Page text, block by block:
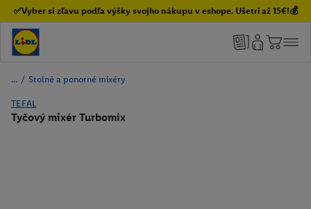
✅Vyber si zľavu podľa výšky svojho nákupu v eshope. Ušetri až 15€!💰
/ Stolné a ponorné mixéry
TEFAL
Tyčový mixér Turbomix